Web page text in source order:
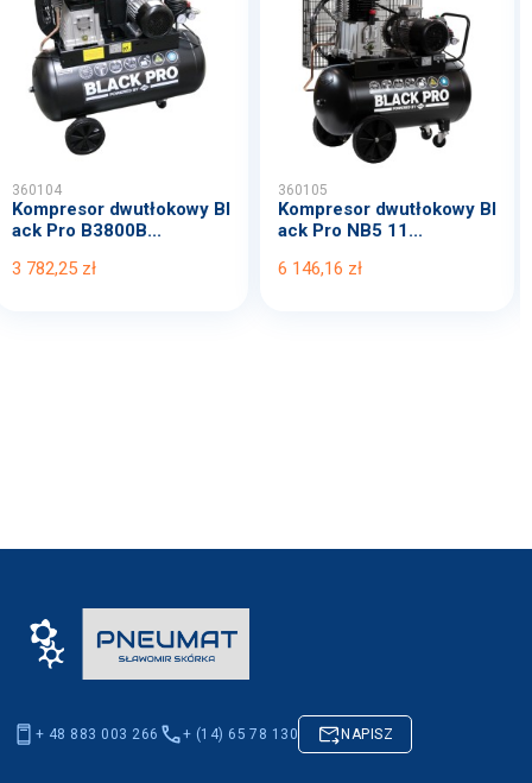
360104
Kompresor dwutłokowy Bl
ack Pro B3800B...
3 782,25 zł
360105
Kompresor dwutłokowy Bl
ack Pro NB5 11...
6 146,16 zł
+ 48 883 003 266 + (14) 65 78 130 NAPISZ